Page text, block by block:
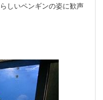
しいペンギンの姿に歓声